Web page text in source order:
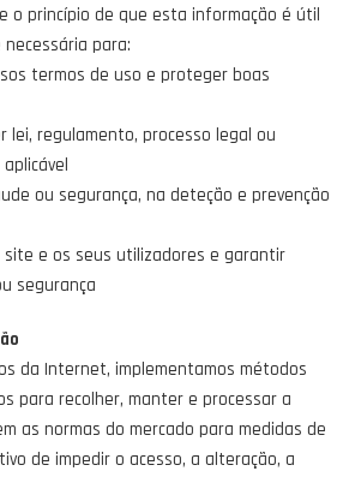
o princípio de que esta informação é útil
para:
termos de uso e proteger boas
lei, regulamento, processo legal ou
ou segurança, na deteção e prevenção
e os seus utilizadores e garantir
segurança
da Internet, implementamos métodos
para recolher, manter e processar a
as normas do mercado para medidas de
de impedir o acesso, a alteração, a